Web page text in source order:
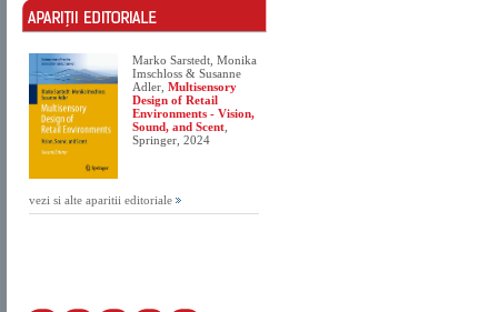
Marko Sarstedt, Monika
Imschloss & Susanne
Adler, Multisensory
Design of Retail
Environments - Vision,
Sound, and Scent
Springer, 2024
vezi si alte aparitii editoriale